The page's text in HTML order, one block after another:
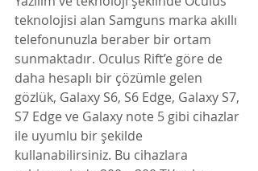
teknolojisi alan Samguns marka akıllı
telefonunuzla beraber bir ortam
sunmaktadır. Oculus Rift’e göre de
daha hesaplı bir çözümle gelen
gözlük, Galaxy S6, S6 Edge, Galaxy S7,
S7 Edge ve Galaxy note 5 gibi cihazlar
ile uyumlu bir şekilde
kullanabilirsiniz. Bu cihazlara